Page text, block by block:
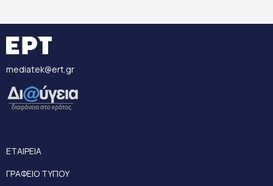
mediatek@ert.gr
ΕΤΑΙΡΕΙΑ
ΓΡΑΦΕΙΟ ΤΥΠΟΥ